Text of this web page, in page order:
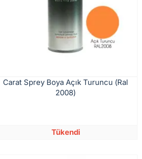
Carat Sprey Boya Açık Turuncu (Ral
2008)
Tükendi